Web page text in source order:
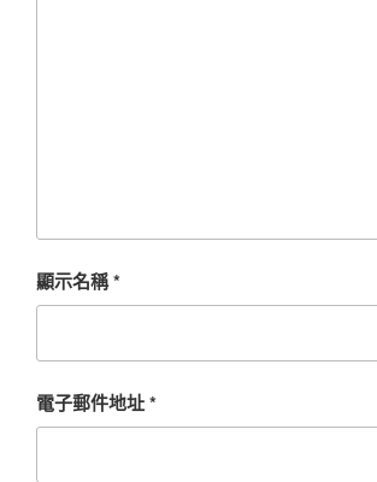
顯示名稱*
電子郵件地址*